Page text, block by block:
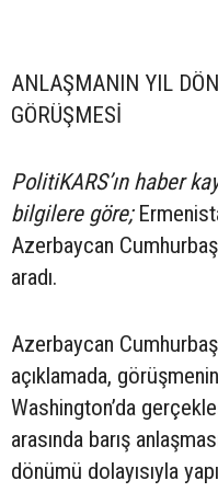
ANLAŞMANIN YIL
GÖRÜŞMESİ
PolitiKARS’ın haber
bilgilere göre;
Azerbaycan
aradı.
Azerbaycan
açıklamada,
Washington’da
arasında barış
dönümü dolayısıyla